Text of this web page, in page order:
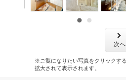
次へ
※ご覧になりたい写真をクリックす
拡大されて表示されます。